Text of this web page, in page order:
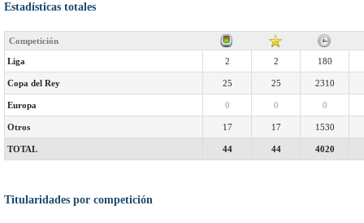
Estadísticas totales
Competición
Liga 2 2 180
Copa del Rey 25 25 2310
Europa 0 0 0
Otros 17 17 1530
TOTAL 44 44 4020
Titularidades por competición